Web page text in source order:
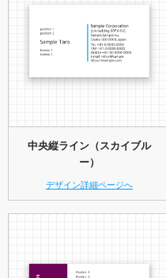
中央縦ライン（スカイブル
ー）
デザイン詳細ページへ